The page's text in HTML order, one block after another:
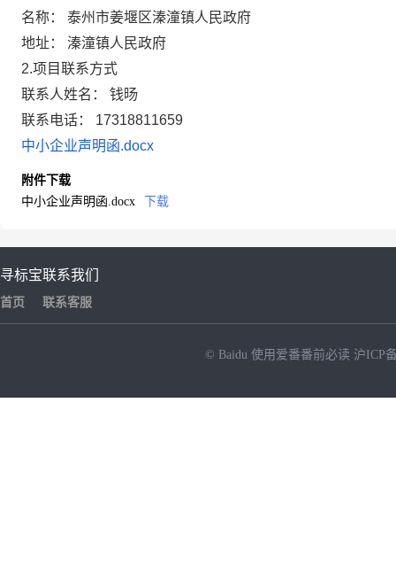
名称： 泰州市姜堰区溱潼镇人民政府
地址： 溱潼镇人民政府
2.项目联系方式
联系人姓名： 钱旸
联系电话： 17318811659
中小企业声明函.docx
附件下载
中小企业声明函.docx
下载
寻标宝
首页
联系我们
联系客服
© Baidu 使用爱番番前必读 沪ICP